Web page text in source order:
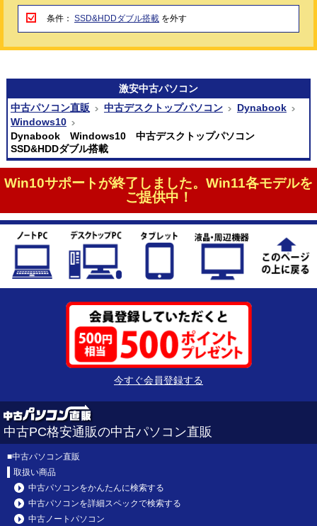
条件： SSD&HDDダブル搭載 を外す
激安中古パソコン
中古パソコン直販
中古デスクトップパソコン
Dynabook
Windows10
Dynabook Windows10 中古デスクトップパソコン
SSD&HDDダブル搭載
Win10サポートが終了しました。Win11各モデルを
ご提供中！
今すぐ会員登録する
中古PC格安通販の中古パソコン直販
■中古パソコン直販
取扱い商品
中古パソコンをかんたんに検索する
中古パソコンを詳細スペックで検索する
中古ノートパソコン